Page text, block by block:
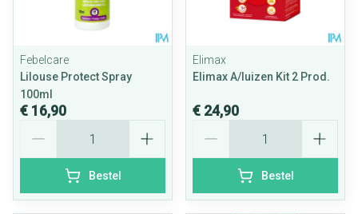
Febelcare
Lilouse Protect Spray
100ml
€ 16,90
Bestel
Elimax
Elimax A/luizen Kit 2 Prod.
€ 24,90
Bestel